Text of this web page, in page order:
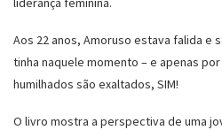
Aos 22 anos, Amoruso estava falida e
tinha naquele momento – e apenas
humilhados são exaltados, SIM!
O livro mostra a perspectiva de uma